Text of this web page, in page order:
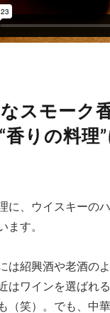
スモーク
香りの料理
、ウイスキーのハ
ます。
は紹興酒や老酒の
はワインを選ばれ
（笑）。でも、中